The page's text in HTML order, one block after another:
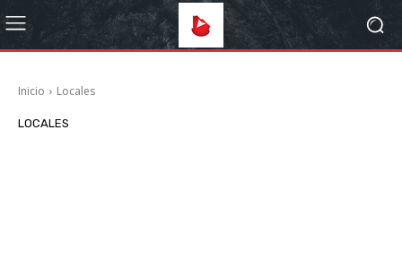
Inicio Locales
LOCALES